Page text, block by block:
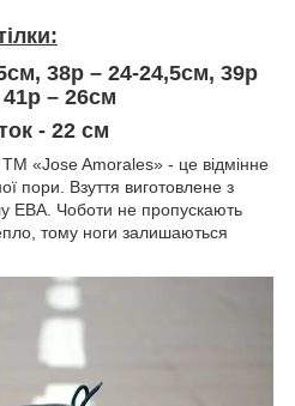
38р – 24-24,5см, 39р
– 26см
- 22 см
ТМ «Jose Amorales» - це відмінне
пори. Взуття виготовлене з
ЕВА. Чоботи не пропускають
тому ноги залишаються